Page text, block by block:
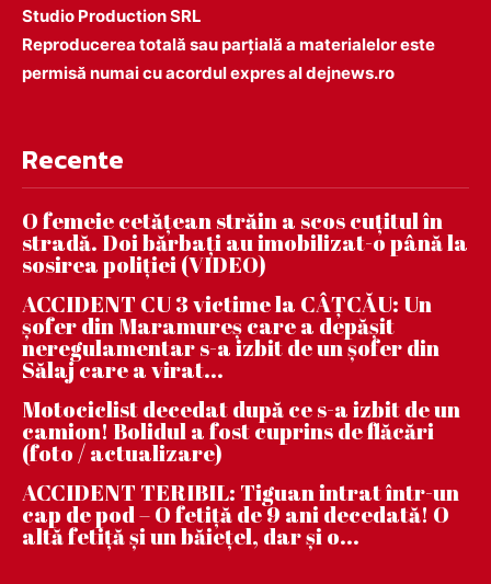
Studio Production SRL
Reproducerea totală sau parțială a materialelor este
permisă numai cu acordul expres al dejnews.ro
Recente
O femeie cetățean străin a scos cuțitul în
stradă. Doi bărbați au imobilizat-o până la
sosirea poliției (VIDEO)
ACCIDENT CU 3 victime la CÂȚCĂU: Un
șofer din Maramureș care a depășit
neregulamentar s-a izbit de un șofer din
Sălaj care a virat...
Motociclist decedat după ce s-a izbit de un
camion! Bolidul a fost cuprins de flăcări
(foto / actualizare)
ACCIDENT TERIBIL: Tiguan intrat într-un
cap de pod – O fetiță de 9 ani decedată! O
altă fetiță și un băiețel, dar și o...